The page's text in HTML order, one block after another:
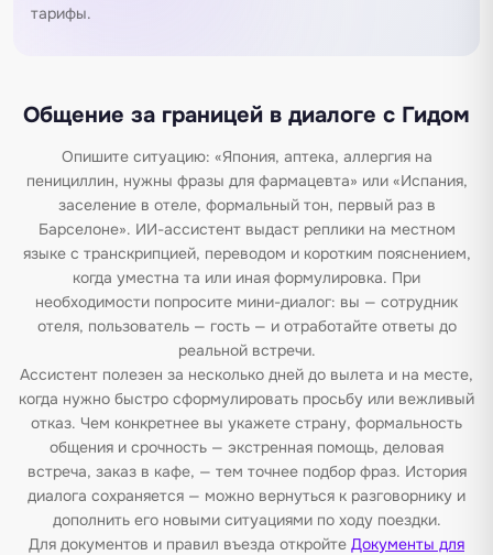
тарифы.
Общение за границей в диалоге с Гидом
Опишите ситуацию: «Япония, аптека, аллергия на
пенициллин, нужны фразы для фармацевта» или «Испания,
заселение в отеле, формальный тон, первый раз в
Барселоне». ИИ-ассистент выдаст реплики на местном
языке с транскрипцией, переводом и коротким пояснением,
когда уместна та или иная формулировка. При
необходимости попросите мини-диалог: вы — сотрудник
отеля, пользователь — гость — и отработайте ответы до
реальной встречи.
Ассистент полезен за несколько дней до вылета и на месте,
когда нужно быстро сформулировать просьбу или вежливый
отказ. Чем конкретнее вы укажете страну, формальность
общения и срочность — экстренная помощь, деловая
встреча, заказ в кафе, — тем точнее подбор фраз. История
диалога сохраняется — можно вернуться к разговорнику и
дополнить его новыми ситуациями по ходу поездки.
Для документов и правил въезда откройте Документы для